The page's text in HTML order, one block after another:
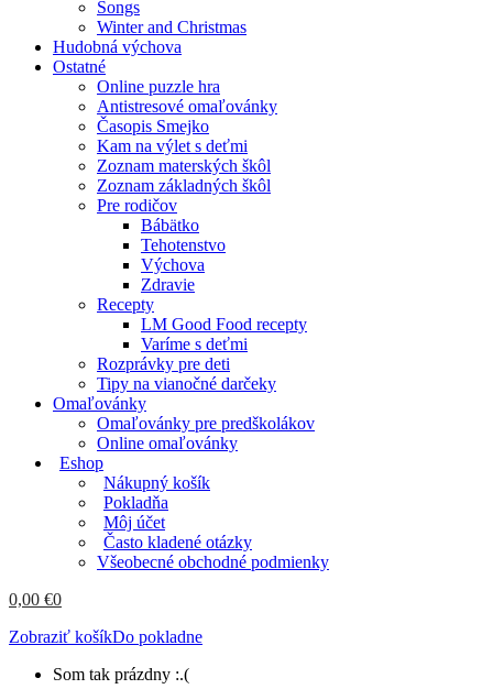
Songs
Winter and Christmas
Hudobná výchova
Ostatné
Online puzzle hra
Antistresové omaľovánky
Časopis Smejko
Kam na výlet s deťmi
Zoznam materských škôl
Zoznam základných škôl
Pre rodičov
Bábätko
Tehotenstvo
Výchova
Zdravie
Recepty
LM Good Food recepty
Varíme s deťmi
Rozprávky pre deti
Tipy na vianočné darčeky
Omaľovánky
Omaľovánky pre predškolákov
Online omaľovánky
Eshop
Nákupný košík
Pokladňa
Môj účet
Často kladené otázky
Všeobecné obchodné podmienky
0,00 €0
Zobraziť košíkDo pokladne
Som tak prázdny :.(